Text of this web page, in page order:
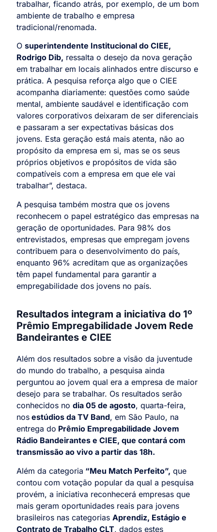
trabalhar, ficando atrás, por exemplo, de um bom
ambiente de trabalho e empresa
tradicional/renomada.
O superintendente Institucional do CIEE,
Rodrigo Dib, ressalta o desejo da nova geração
em trabalhar em locais alinhados entre discurso e
prática. A pesquisa reforça algo que o CIEE
acompanha diariamente: questões como saúde
mental, ambiente saudável e identificação com
valores corporativos deixaram de ser diferenciais
e passaram a ser expectativas básicas dos
jovens. Esta geração está mais atenta, não ao
propósito da empresa em si, mas se os seus
próprios objetivos e propósitos de vida são
compatíveis com a empresa em que ele vai
trabalhar”, destaca.
A pesquisa também mostra que os jovens
reconhecem o papel estratégico das empresas na
geração de oportunidades. Para 98% dos
entrevistados, empresas que empregam jovens
contribuem para o desenvolvimento do país,
enquanto 96% acreditam que as organizações
têm papel fundamental para garantir a
empregabilidade dos jovens no país.
Resultados integram a iniciativa do 1º
Prêmio Empregabilidade Jovem Rede
Bandeirantes e CIEE
Além dos resultados sobre a visão da juventude
do mundo do trabalho, a pesquisa ainda
perguntou ao jovem qual era a empresa de maior
desejo para se trabalhar. Os resultados serão
conhecidos no dia 05 de agosto, quarta-feira,
nos estúdios da TV Band, em São Paulo, na
entrega do Prêmio Empregabilidade Jovem
Rádio Bandeirantes e CIEE, que contará com
transmissão ao vivo a partir das 18h.
Além da categoria “Meu Match Perfeito”, que
contou com votação popular da qual a pesquisa
provém, a iniciativa reconhecerá empresas que
mais geram oportunidades reais para jovens
brasileiros nas categorias Aprendiz, Estágio e
Contrato de Trabalho CLT, dados estes